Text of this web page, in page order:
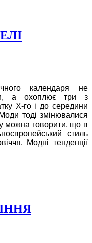
календаря не
а охоплює три з
Х-го і до середини
тоді змінювалися
можна говорити, що в
стиль
Модні тенденції